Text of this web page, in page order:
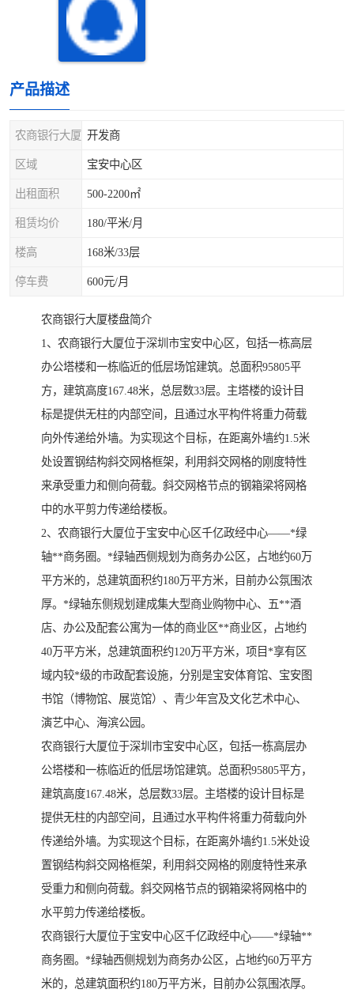
产品描述
农商银行大厦 开发商
区域 宝安中心区
出租面积 500-2200㎡
租赁均价 180/平米/月
楼高 168米/33层
停车费 600元/月
农商银行大厦楼盘简介
1、农商银行大厦位于深圳市宝安中心区，包括一栋高层
办公塔楼和一栋临近的低层场馆建筑。总面积95805平
方，建筑高度167.48米，总层数33层。主塔楼的设计目
标是提供无柱的内部空间，且通过水平构件将重力荷载
向外传递给外墙。为实现这个目标，在距离外墙约1.5米
处设置钢结构斜交网格框架，利用斜交网格的刚度特性
来承受重力和侧向荷载。斜交网格节点的钢箱梁将网格
中的水平剪力传递给楼板。
2、农商银行大厦位于宝安中心区千亿政经中心——*绿
轴**商务圈。*绿轴西侧规划为商务办公区，占地约60万
平方米的，总建筑面积约180万平方米，目前办公氛围浓
厚。*绿轴东侧规划建成集大型商业购物中心、五**酒
店、办公及配套公寓为一体的商业区**商业区，占地约
40万平方米，总建筑面积约120万平方米，项目*享有区
域内较*级的市政配套设施，分别是宝安体育馆、宝安图
书馆（博物馆、展览馆）、青少年宫及文化艺术中心、
演艺中心、海滨公园。
农商银行大厦位于深圳市宝安中心区，包括一栋高层办
公塔楼和一栋临近的低层场馆建筑。总面积95805平方，
建筑高度167.48米，总层数33层。主塔楼的设计目标是
提供无柱的内部空间，且通过水平构件将重力荷载向外
传递给外墙。为实现这个目标，在距离外墙约1.5米处设
置钢结构斜交网格框架，利用斜交网格的刚度特性来承
受重力和侧向荷载。斜交网格节点的钢箱梁将网格中的
水平剪力传递给楼板。
农商银行大厦位于宝安中心区千亿政经中心——*绿轴**
商务圈。*绿轴西侧规划为商务办公区，占地约60万平方
米的，总建筑面积约180万平方米，目前办公氛围浓厚。
龙岗区
宝安西乡
光明区
龙华观澜